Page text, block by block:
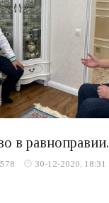
в равноправии.
578 30-12-2020, 18:31